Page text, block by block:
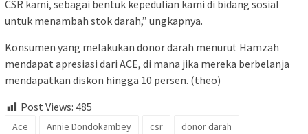
CSR kami, sebagai bentuk kepedulian kami di bidang sosial
untuk menambah stok darah,” ungkapnya.
Konsumen yang melakukan donor darah menurut Hamzah
mendapat apresiasi dari ACE, di mana jika mereka berbelanja
mendapatkan diskon hingga 10 persen. (theo)
Post Views: 485
Ace Annie Dondokambey csr
donor darah